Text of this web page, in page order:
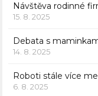
Návštěva rodinné
15. 8. 2025
Debata s
14. 8. 2025
Roboti stále více
6. 8. 2025